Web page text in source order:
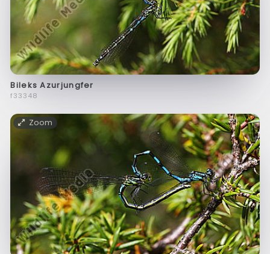
Bileks Azurjungfer
f33348
Zoom